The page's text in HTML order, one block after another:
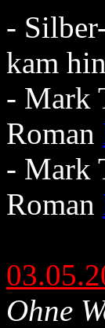
-
kam
- Mark
Roman
- Mark
Roman
Ohne